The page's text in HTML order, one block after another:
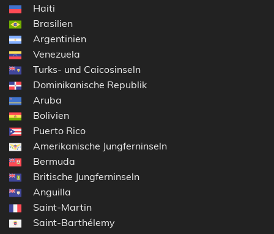
Haiti
Brasilien
Argentinien
Venezuela
Turks- und Caicosinseln
Dominikanische Republik
Aruba
Bolivien
Puerto Rico
Amerikanische Jungferninseln
Bermuda
Britische Jungferninseln
Anguilla
Saint-Martin
Saint-Barthélemy